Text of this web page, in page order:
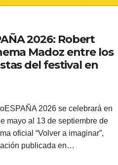
2026: Robert
Madoz entre los
del festival en
2026 se celebrará en
mayo al 13 de septiembre de
oficial “Volver a imaginar”,
publicada en…